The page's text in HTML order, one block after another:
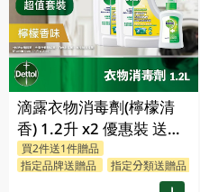
滴露衣物消毒劑(檸檬清
香) 1.2升 x2 優惠裝 送贈
品 (贈品隨機發送)
買2件送1件贈品
指定品牌送贈品
指定分類送贈品